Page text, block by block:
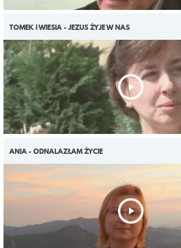
TOMEK I WIESIA - JEZUS ŻYJE W NAS
ANIA - ODNALAZŁAM ŻYCIE